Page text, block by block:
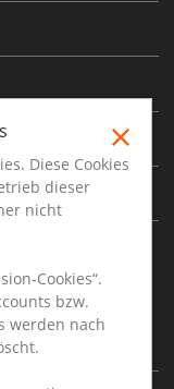
Diese Cookies
dieser
nicht
Cookies“.
bzw.
werden nach